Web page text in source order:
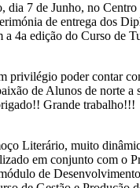
dia 7 de Junho, no Centro
de entrega dos
a 4a edição do Curso de
privilégio poder contar
de Alunos de norte a
Grande trabalho!!!
Literário, muito
em conjunto com o
de